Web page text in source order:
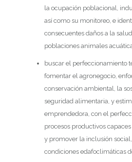
la ocupación poblacional,
así como su monitoreo, e
consecuentes daños a la
poblaciones animales
buscar el perfeccionamiento
fomentar el agronegocio,
conservación ambiental, la
seguridad alimentaria, y
emprendedora, con el
procesos productivos
y promover la inclusión
condiciones edafoclimáticas